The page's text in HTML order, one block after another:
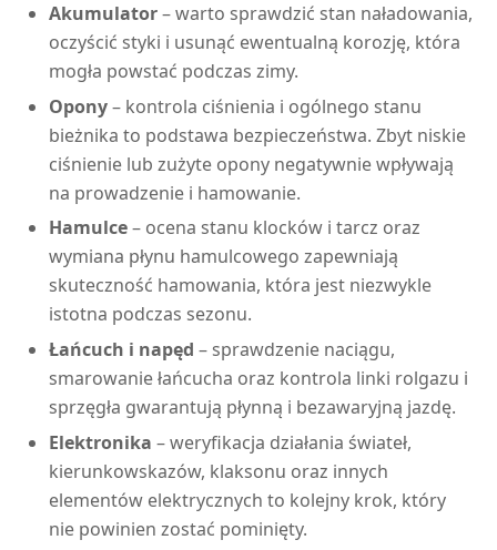
Akumulator– warto sprawdzić stan naładowania,
oczyścić styki i usunąć ewentualną korozję, która
mogła powstać podczas zimy.
Opony– kontrola ciśnienia i ogólnego stanu
bieżnika to podstawa bezpieczeństwa. Zbyt niskie
ciśnienie lub zużyte opony negatywnie wpływają
na prowadzenie i hamowanie.
Hamulce– ocena stanu klocków i tarcz oraz
wymiana płynu hamulcowego zapewniają
skuteczność hamowania, która jest niezwykle
istotna podczas sezonu.
Łańcuch i napęd – sprawdzenie naciągu,
smarowanie łańcucha oraz kontrola linki rolgazu i
sprzęgła gwarantują płynną i bezawaryjną jazdę.
Elektronika – weryfikacja działania świateł,
kierunkowskazów, klaksonu oraz innych
elementów elektrycznych to kolejny krok, który
nie powinien zostać pominięty.